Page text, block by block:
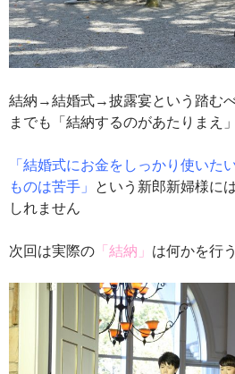
結納→結婚式→披露宴という踏む
までも「結納するのがあたりまえ
「結婚式にお金をしっかり使いた
ものは苦手」
という新郎新婦様に
しれません
次回は実際の 「結納」 は何かを行